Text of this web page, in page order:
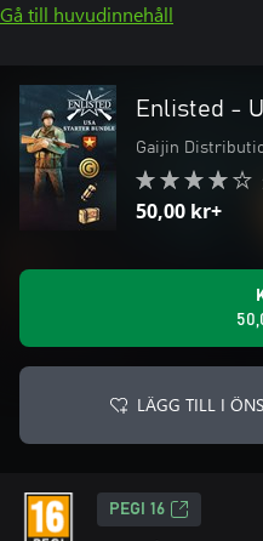
Gå till huvudinnehåll
Enlisted -
Gaijin
50,00 kr+
LÄGG TILL I
PEGI 16